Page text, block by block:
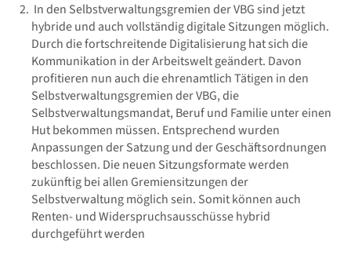
In den Selbstverwaltungsgremien der VBG sind jetzt
hybride und auch vollständig digitale Sitzungen möglich.
Durch die fortschreitende Digitalisierung hat sich die
Kommunikation in der Arbeitswelt geändert. Davon
profitieren nun auch die ehrenamtlich Tätigen in den
Selbstverwaltungsgremien der VBG, die
Selbstverwaltungsmandat, Beruf und Familie unter einen
Hut bekommen müssen. Entsprechend wurden
Anpassungen der Satzung und der Geschäftsordnungen
beschlossen. Die neuen Sitzungsformate werden
zukünftig bei allen Gremiensitzungen der
Selbstverwaltung möglich sein. Somit können auch
Renten- und Widerspruchsausschüsse hybrid
durchgeführt werden